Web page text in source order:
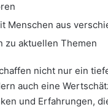
Menschen aus
zu aktuellen Themen
nicht nur ein
auch eine
und Erfahrungen,